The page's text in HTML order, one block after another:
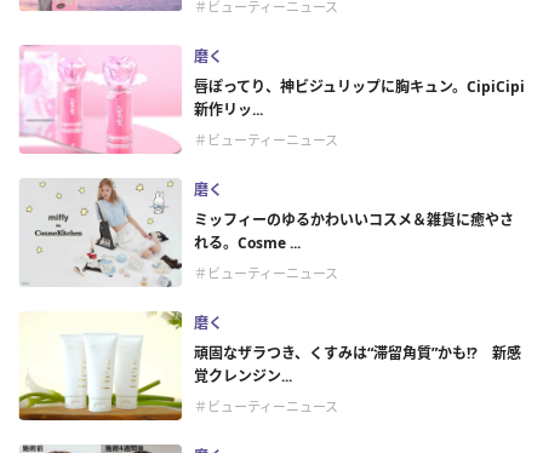
＃ビューティーニュース
磨く
唇ぽってり、神ビジュリップに胸キュン。CipiCipi
新作リッ...
＃ビューティーニュース
磨く
ミッフィーのゆるかわいいコスメ＆雑貨に癒やさ
れる。Cosme ...
＃ビューティーニュース
磨く
頑固なザラつき、くすみは“滞留角質”かも!? 新感
覚クレンジン...
＃ビューティーニュース